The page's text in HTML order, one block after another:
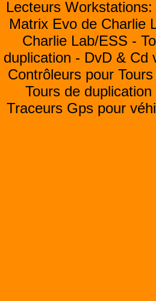
Lecteurs
Matrix Evo de Charlie
Charlie Lab/ESS -
duplication - DvD & Cd
Contrôleurs pour
Tours de duplication
Traceurs Gps pour